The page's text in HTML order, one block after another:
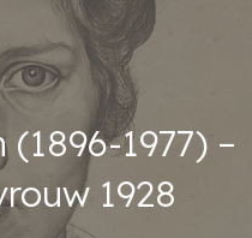
1977) –
1928